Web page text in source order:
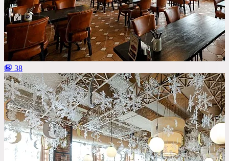
Со своим алкоголем
С живой музыкой
С панорамным видом
С детской комнатой
С шоу программой
Своя парковка
Показать100площадок Сбросить все фильтры
38